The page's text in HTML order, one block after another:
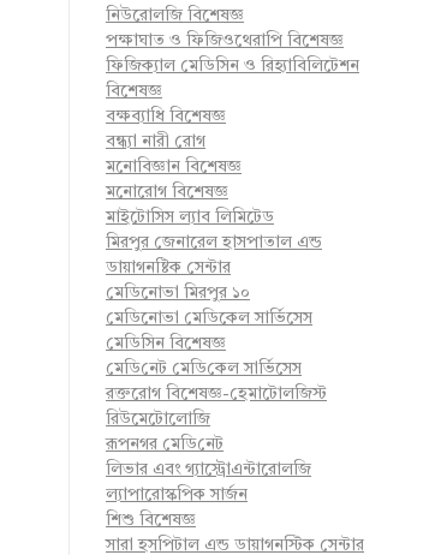
নিউরোলজি বিশেষজ্ঞ
পক্ষাঘাত ও ফিজিওথেরাপি বিশেষজ্ঞ
ফিজিক্যাল মেডিসিন ও রিহ্যাবিলিটেশন
বিশেষজ্ঞ
বক্ষব্যাধি বিশেষজ্ঞ
বন্ধ্যা নারী রোগ
মনোবিজ্ঞান বিশেষজ্ঞ
মনোরোগ বিশেষজ্ঞ
মাইটোসিস ল্যাব লিমিটেড
মিরপুর জেনারেল হাসপাতাল এন্ড
ডায়াগনষ্টিক সেন্টার
মেডিনোভা মিরপুর ১০
মেডিনোভা মেডিকেল সার্ভিসেস
মেডিসিন বিশেষজ্ঞ
মে‌ডি‌নেট মে‌ডি‌কেল সা‌র্ভিসেস
রক্তরোগ বিশেষজ্ঞ-হেমাটোলজিস্ট
রিউমেটোলোজি
রূপনগর মে‌ডি‌নেট
লিভার এবং গ্যাস্ট্রোএন্টারোলজি
ল্যাপারোস্কপিক সার্জন
শিশু বিশেষজ্ঞ
সারা হসপিটাল এন্ড ডায়াগনস্টিক সেন্টার